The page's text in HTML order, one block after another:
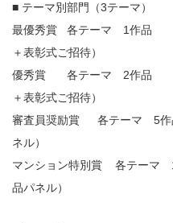
■ テーマ別部門（3テーマ）
最優秀賞 各テーマ 1作品
＋表彰式ご招待）
優秀賞 各テーマ 2作品 （
＋表彰式ご招待）
審査員奨励賞 各テーマ 5
ネル）
マンション特別賞 各テー
品パネル）